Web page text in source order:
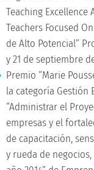
Teaching Excellence
Teachers Focused
de Alto Potencial”
y 21 de septiembre
Premio “Marie
la categoría Gestión
“Administrar el
empresas y el
de capacitación,
y rueda de